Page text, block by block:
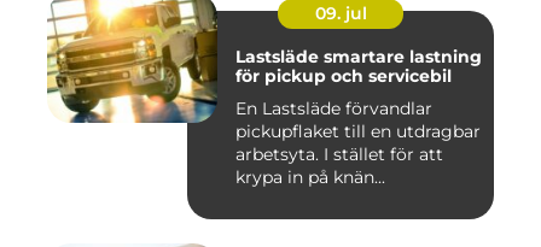
09. jul
Lastsläde smartare lastning
för pickup och servicebil
En Lastsläde förvandlar
pickupflaket till en utdragbar
arbetsyta. I stället för att
krypa in på knän...